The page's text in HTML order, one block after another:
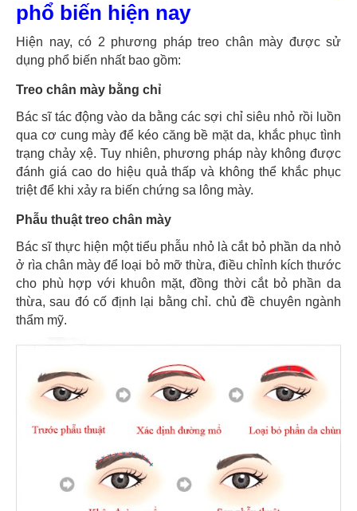
phổ biến hiện nay
Hiện nay, có 2 phương pháp treo chân mày được sử
dụng phổ biến nhất bao gồm:
Treo chân mày bằng chỉ
Bác sĩ tác động vào da bằng các sợi chỉ siêu nhỏ rồi luồn
qua cơ cung mày để kéo căng bề mặt da, khắc phục tình
trạng chảy xệ. Tuy nhiên, phương pháp này không được
đánh giá cao do hiệu quả thấp và không thể khắc phục
triệt để khi xảy ra biến chứng sa lông mày.
Phẫu thuật treo chân mày
Bác sĩ thực hiện một tiểu phẫu nhỏ là cắt bỏ phần da nhỏ
ở rìa chân mày để loại bỏ mỡ thừa, điều chỉnh kích thước
cho phù hợp với khuôn mặt, đồng thời cắt bỏ phần da
thừa, sau đó cố định lại bằng chỉ. chủ đề chuyên ngành
thẩm mỹ.